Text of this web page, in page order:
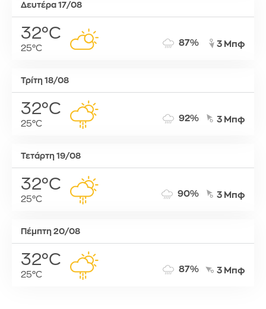
Δευτέρα 17/08
32°C
25°C
87% 3 Μπφ
Τρίτη 18/08
32°C
25°C
92% 3 Μπφ
Τετάρτη 19/08
32°C
25°C
90% 3 Μπφ
Πέμπτη 20/08
32°C
25°C
87% 3 Μπφ